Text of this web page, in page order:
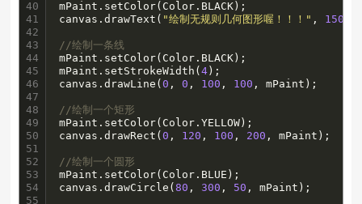
40
41
42
43
44
45
46
47
48
49
50
51
52
53
54
55
mPaint.setColor(Color.BLACK);
canvas.drawText( "绘制无规则几何图形喔！！！" , 150
//绘制一条线
mPaint.setColor(Color.BLACK);
mPaint.setStrokeWidth(4 );
canvas.drawLine(0 , 0 , 100 , 100 , mPaint);
//绘制一个矩形
mPaint.setColor(Color.YELLOW);
canvas.drawRect(0 , 120 , 100 , 200 , mPaint);
//绘制一个圆形
mPaint.setColor(Color.BLUE);
canvas.drawCircle(80 , 300 , 50 , mPaint);